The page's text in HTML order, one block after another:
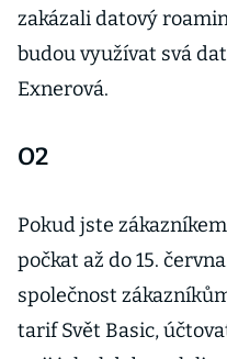
zakázali datový
budou využívat svá
Exnerová.
O2
Pokud jste
počkat až do 15.
společnost
tarif Svět Basic,